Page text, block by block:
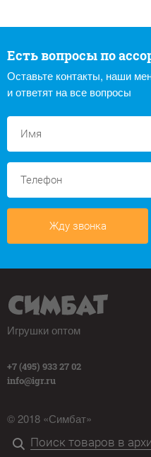
Есть вопросы по
Оставьте контакты, наши
и ответят на все вопросы
Жду звонка
Игрушки оптом
+7 (495) 933 27 02
info@igr.ru
© 2018 «Симбат»